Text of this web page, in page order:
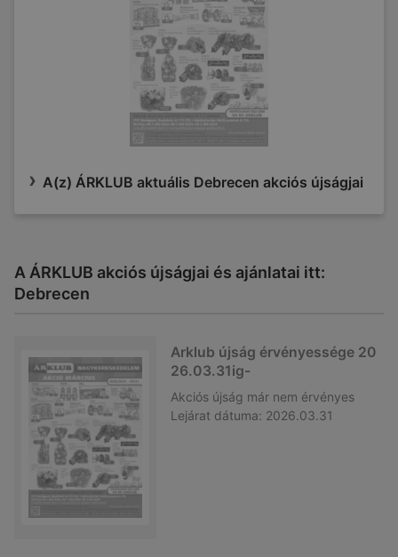
A(z) ÁRKLUB aktuális Debrecen akciós újságjai
A ÁRKLUB akciós újságjai és ajánlatai itt:
Debrecen
Arklub újság érvényessége 20
26.03.31ig-
Akciós újság már nem érvényes
Lejárat dátuma: 2026.03.31